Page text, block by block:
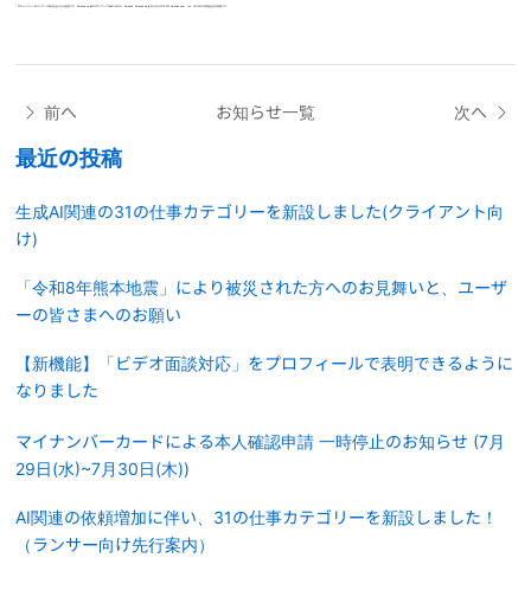
前へ お知らせ一覧 次へ
最近の投稿
生成AI関連の31の仕事カテゴリーを新設しました(クライアント向
け)
「令和8年熊本地震」により被災された方へのお見舞いと、ユーザ
ーの皆さまへのお願い
【新機能】「ビデオ面談対応」をプロフィールで表明できるように
なりました
マイナンバーカードによる本人確認申請 一時停止のお知らせ (7月
29日(水)~7月30日(木))
AI関連の依頼増加に伴い、31の仕事カテゴリーを新設しました！
（ランサー向け先行案内）